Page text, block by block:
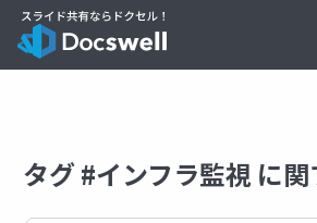
タグ #インフラ監視 に